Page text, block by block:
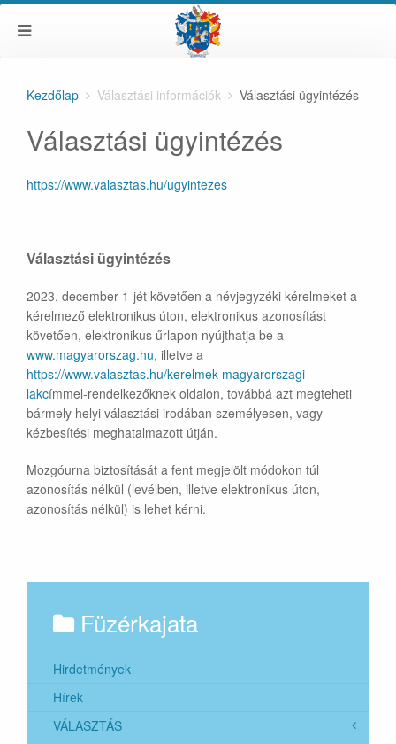
Kezdőlap Választási információk Választási ügyintézés
Választási ügyintézés
https://www.valasztas.hu/ugyintezes
Választási ügyintézés
2023. december 1-jét követően a névjegyzéki kérelmeket a
kérelmező elektronikus úton, elektronikus azonosítást
követően, elektronikus űrlapon nyújthatja be a
www.magyarorszag.hu, illetve a
https://www.valasztas.hu/kerelmek-magyarorszagi-
lakcímmel-rendelkezőknek oldalon, továbbá azt megteheti
bármely helyi választási irodában személyesen, vagy
kézbesítési meghatalmazott útján.
Mozgóurna biztosítását a fent megjelölt módokon túl
azonosítás nélkül (levélben, illetve elektronikus úton,
azonosítás nélkül) is lehet kérni.
Füzérkajata
Hirdetmények
Hírek
VÁLASZTÁS